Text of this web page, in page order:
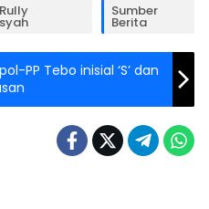
Sumber
Berita
PP Tebo inisial ‘S’ dan